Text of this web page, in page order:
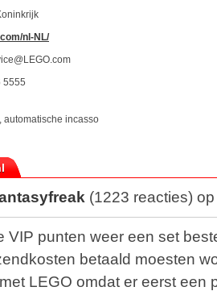
nl-NL/
5555
automatische incasso
(1223 reacties)
VIP punten weer een set
betaald moesten
LEGO omdat er eerst een